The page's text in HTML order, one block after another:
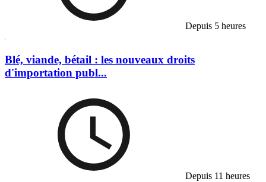
Depuis 5 heures
Blé, viande, bétail : les nouveaux droits
d'importation publ...
Depuis 11 heures